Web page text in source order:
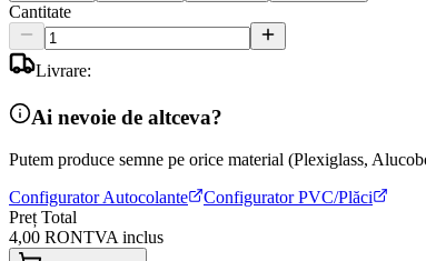
Cantitate
Livrare:
Ai nevoie de altceva?
Putem produce semne pe orice material (Plexiglass,
Configurator Autocolante
Configurator PVC/Plăci
Preț Total
4,00 RONTVA inclus